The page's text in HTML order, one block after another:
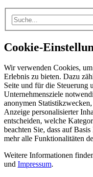
Cookie-
Wir verwenden Cookies,
Erlebnis zu bieten. Dazu
Seite und für die Steuerung
Unternehmensziele
anonymen
Anzeige personalisierter
entscheiden, welche
beachten Sie, dass auf
mehr alle Funktionalitäten
Weitere Informationen
und Impressum.